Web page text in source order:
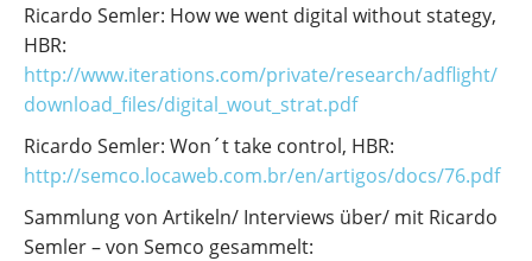
Ricardo Semler: How we went digital without stategy,
HBR:
http://www.iterations.com/private/research/adflight/
download_files/digital_wout_strat.pdf
Ricardo Semler: Won´t take control, HBR:
http://semco.locaweb.com.br/en/artigos/docs/76.pdf
Sammlung von Artikeln/ Interviews über/ mit Ricardo
Semler – von Semco gesammelt: